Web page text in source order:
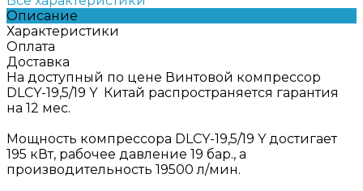
Описание
Характеристики
Оплата
Доставка
На доступный по цене Винтовой компрессор
DLCY-19,5/19 Y Китай распространяется гарантия
на 12 мес.
Мощность компрессора DLCY-19,5/19 Y достигает
195 кВт, рабочее давление 19 бар., а
производительность 19500 л/мин.